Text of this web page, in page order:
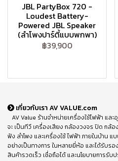
JBL PartyBox 720 -
Loudest Battery-
Powered JBL Speaker
(ลำโพงปาร์ตี้แบบพกพา)
฿39,900
เกี่ยวกับเรา AV VALUE.com
AV Value ร้านจำหน่ายเครื่องใช้ไฟฟ้า แ
จะ เป็นทีวี เครื่องเสียง กล้องวงจร ปิด กล้
ฟัง ลำโพง และเครื่องใช้ ไฟฟ้า ภายในบ้าน
อย่างเป็นทางการ ในหลายยี่ห้อ และได้รับร
สินค้ารวดเร็ว เชื่อถือได้ และนโยบายการรับ